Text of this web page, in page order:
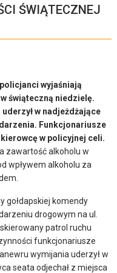
ŚWIĄTECZNEJ
wyjaśniają
świąteczną niedzielę.
w nadjeżdżające
Funkcjonariusze
w policyjnej celi.
zawartość alkoholu w
wpływem alkoholu za
gołdapskiej komendy
drogowym na ul.
patrol ruchu
funkcjonariusze
wymijania uderzył w
seata odjechał z miejsca